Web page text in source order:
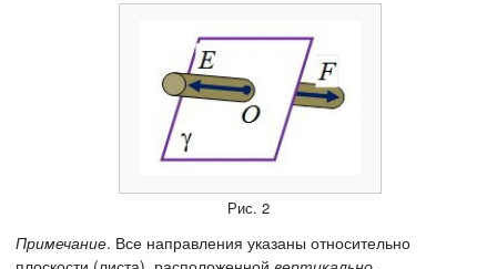
Рис. 2
Примечание. Все направления указаны относительно